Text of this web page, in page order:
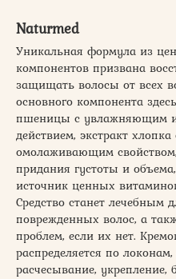
Naturmed
Уникальная формула из
компонентов призвана
защищать волосы от всех
основного компонента
пшеницы с увлажняющим
действием, экстракт
омолаживающим
придания густоты и
источник ценных
Средство станет лечебным
поврежденных волос, а
проблем, если их нет.
распределяется по
расчесывание, укрепление,